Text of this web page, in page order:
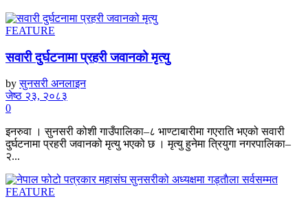
FEATURE
सवारी दुर्घटनामा प्रहरी जवानको मृत्यु
by सुनसरी अनलाइन
जेष्ठ २३, २०८३
0
इनरुवा । सुनसरी कोशी गाउँपालिका–८ भाण्टाबारीमा गएराति भएको सवारी
दुर्घटनामा प्रहरी जवानको मृत्यु भएको छ । मृत्यु हुनेमा त्रियुगा नगरपालिका–
२...
FEATURE